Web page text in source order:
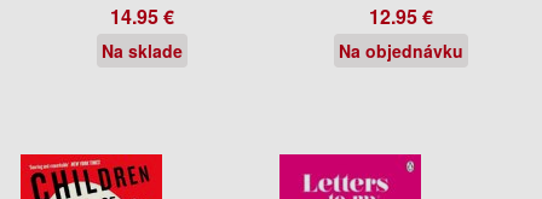
14.95 €
Na sklade
12.95 €
Na objednávku